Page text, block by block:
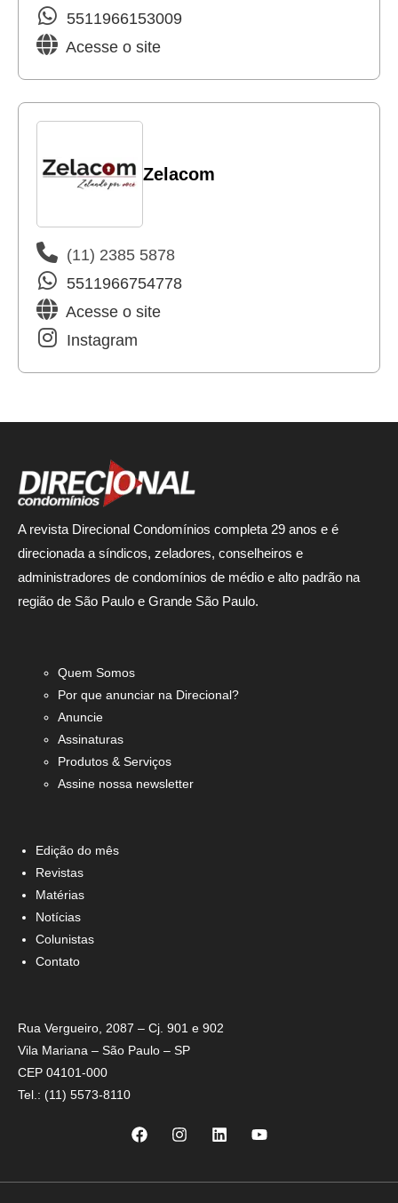
5511966153009
Acesse o site
Zelacom
(11) 2385 5878
5511966754778
Acesse o site
Instagram
A revista Direcional Condomínios completa 29 anos e é
direcionada a síndicos, zeladores, conselheiros e
administradores de condomínios de médio e alto padrão na
região de São Paulo e Grande São Paulo.
Quem Somos
Por que anunciar na Direcional?
Anuncie
Assinaturas
Produtos & Serviços
Assine nossa newsletter
Edição do mês
Revistas
Matérias
Notícias
Colunistas
Contato
Rua Vergueiro, 2087 – Cj. 901 e 902
Vila Mariana – São Paulo – SP
CEP 04101-000
Tel.: (11) 5573-8110